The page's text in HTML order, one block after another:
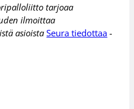
tarjoaa
ilmoittaa
asioistaSeura tiedottaa -